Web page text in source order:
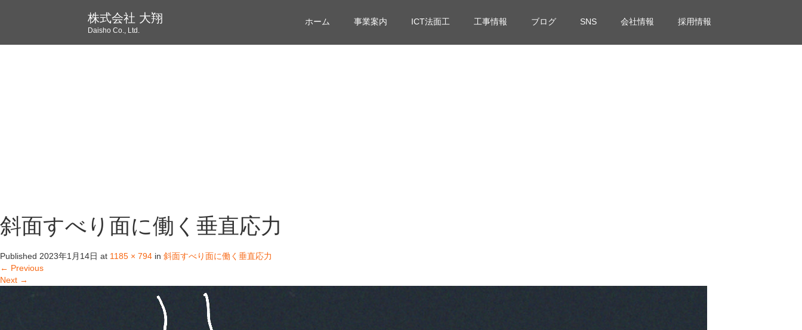
株式会社 大翔
Daisho Co., Ltd.
ホーム 事業案内 ICT法面工 工事情報 ブログ SNS 会社情報 採用情報
斜面すべり面に働く垂直応力
Published 2023年1月14日 at 1185 × 794 in 斜面すべり面に働く垂直応力
← Previous
Next →